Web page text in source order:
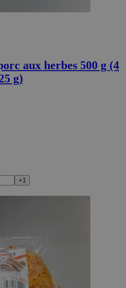
aux herbes 500 g (4
g)
+1